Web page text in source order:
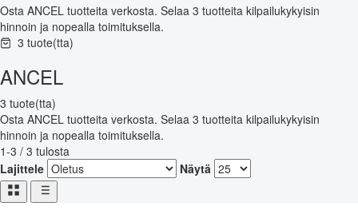
Osta ANCEL tuotteita verkosta. Selaa 3 tuotteita kilpailukykyisin
hinnoin ja nopealla toimituksella.
3 tuote(tta)
ANCEL
3 tuote(tta)
Osta ANCEL tuotteita verkosta. Selaa 3 tuotteita kilpailukykyisin
hinnoin ja nopealla toimituksella.
1-3 / 3 tulosta
Lajittele
Näytä